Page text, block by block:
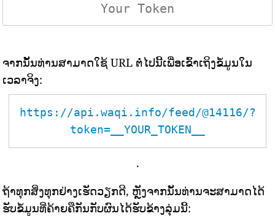
ຈາກນັ້ນທ່ານສາມາດໃຊ້ URL ຕໍ່ໄປນີ້ເພື່ອເຂົ້າເຖິງຂໍ້ມູນໃນ
ເວລາຈິງ:
https://api.waqi.info/feed/@14116/?
token=__YOUR_TOKEN__
.
ຖ້າທຸກສິ່ງທຸກຢ່າງເຮັດວຽກດີ, ຫຼັງຈາກນັ້ນທ່ານຈະສາມາດໄດ້
ຮັບຂໍ້ມູນທີ່ຄ້າຍຄືກັນກັບຜົນໄດ້ຮັບຂ້າງລຸ່ມນີ້: